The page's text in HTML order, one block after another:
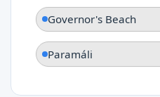
Governor's Beach
Paramáli